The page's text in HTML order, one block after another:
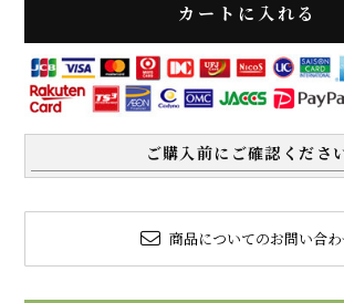
カートに入れる
ご購入前にご確認くださ
商品についてのお問い合